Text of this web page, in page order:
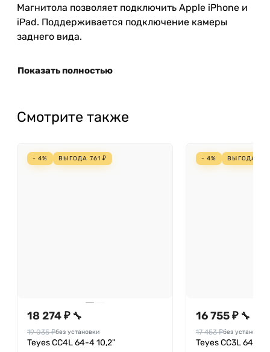
Магнитола позволяет подключить Apple iPhone и
iPad. Поддерживается подключение камеры
заднего вида.
Показать полностью
Смотрите также
- 4% ВЫГОДА 761 ₽
18 274 ₽ 🔧
19 035 ₽без установки
Teyes CC4L 64-4 10,2"
- 4% ВЫГОДА
16 755 ₽ 🔧
17 453 ₽без установки
Teyes CC3L 64-4